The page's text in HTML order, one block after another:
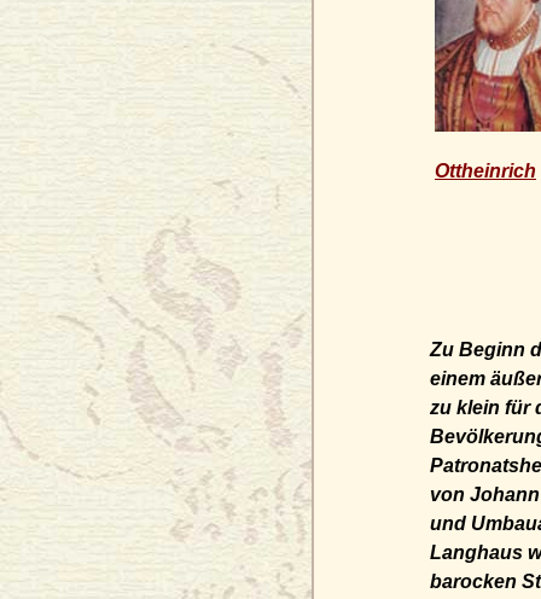
Ottheinrich
Zu Beginn
einem
zu klein für
von
und
Langhaus
barocken